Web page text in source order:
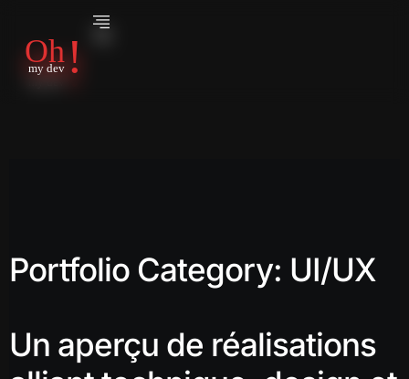
Portfolio Category: UI/UX
Un aperçu de réalisations